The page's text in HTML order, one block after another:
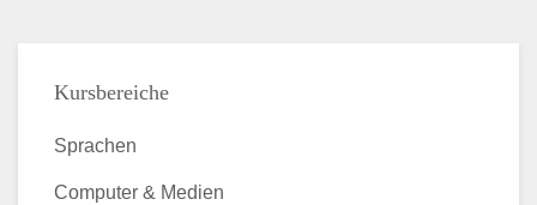
Kursbereiche
Sprachen
Computer & Medien